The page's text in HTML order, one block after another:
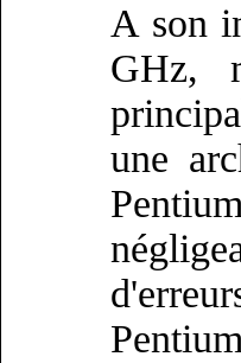
A son
GHz,
une